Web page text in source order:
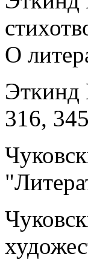
О
Эткинд
316,